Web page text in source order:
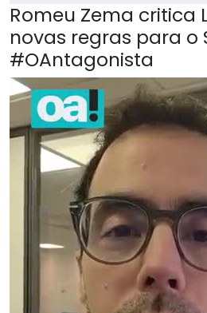
Romeu Zema critica
novas regras para o
#OAntagonista